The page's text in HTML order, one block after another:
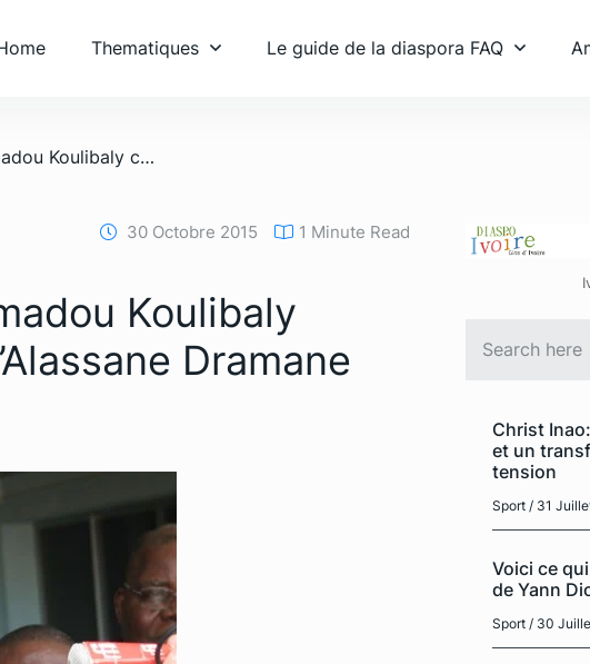
Thematiques Le guide de la diaspora FAQ
/ Le parti du prof. Mamadou Koulibaly conteste l’élection d’Alassane Dramane Ouattara
30 Octobre 2015 1 Minute Read
Koulibaly
Dramane
Christ
et un
tension
Sport / 31
Voici ce
de Yann
Sport / 30